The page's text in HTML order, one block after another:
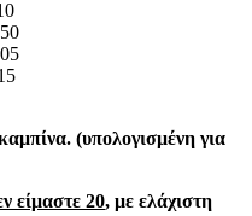
(υπολογισμένη για
είμαστε 20, με ελάχιστη